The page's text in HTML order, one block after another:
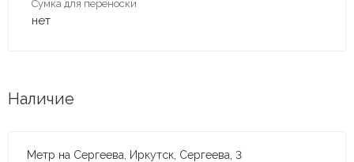
Сумка для переноски
нет
Наличие
Метр на Сергеева, Иркутск, Сергеева, 3